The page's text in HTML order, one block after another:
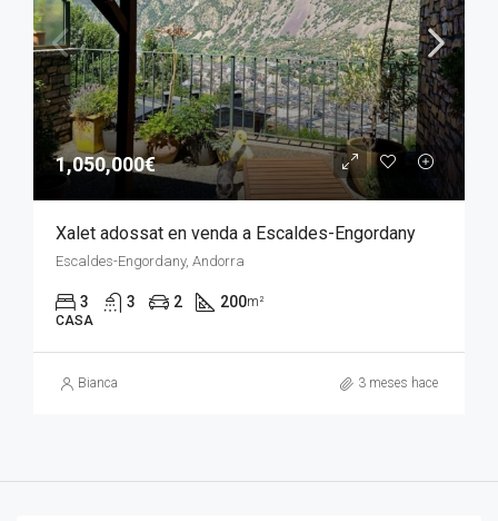
1,050,000€
Xalet adossat en venda a Escaldes-Engordany
Escaldes-Engordany, Andorra
3 3 2 200m²
CASA
Bianca 3 meses hace